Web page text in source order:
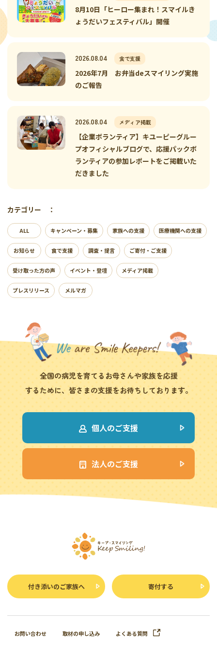
8月10日「ヒーロー集まれ！スマイルき
ょうだいフェスティバル」開催
2026.08.04 食で支援
2026年7月 お弁当deスマイリング実施
のご報告
2026.08.04 メディア掲載
【企業ボランティア】キユーピーグルー
プオフィシャルブログで、応援パックボ
ランティアの参加レポートをご掲載いた
だきました
カテゴリー ：
ALL キャンペーン・募集 家族への支援 医療機関への支援
お知らせ 食で支援 調査・提言 ご寄付・ご支援
受け取った方の声 イベント・登壇 メディア掲載
プレスリリース メルマガ
全国の病児を育てるお母さんや家族を応援
するために、皆さまの支援をお待ちしております。
個人のご支援
法人のご支援
付き添いのご家族へ 寄付する
お問い合わせ 取材の申し込み よくある質問